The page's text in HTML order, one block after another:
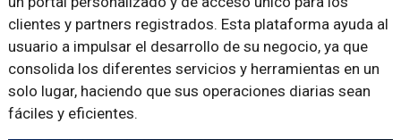
clientes y partners registrados. Esta plataforma ayuda al
usuario a impulsar el desarrollo de su negocio, ya que
consolida los diferentes servicios y herramientas en un
solo lugar, haciendo que sus operaciones diarias sean
fáciles y eficientes.